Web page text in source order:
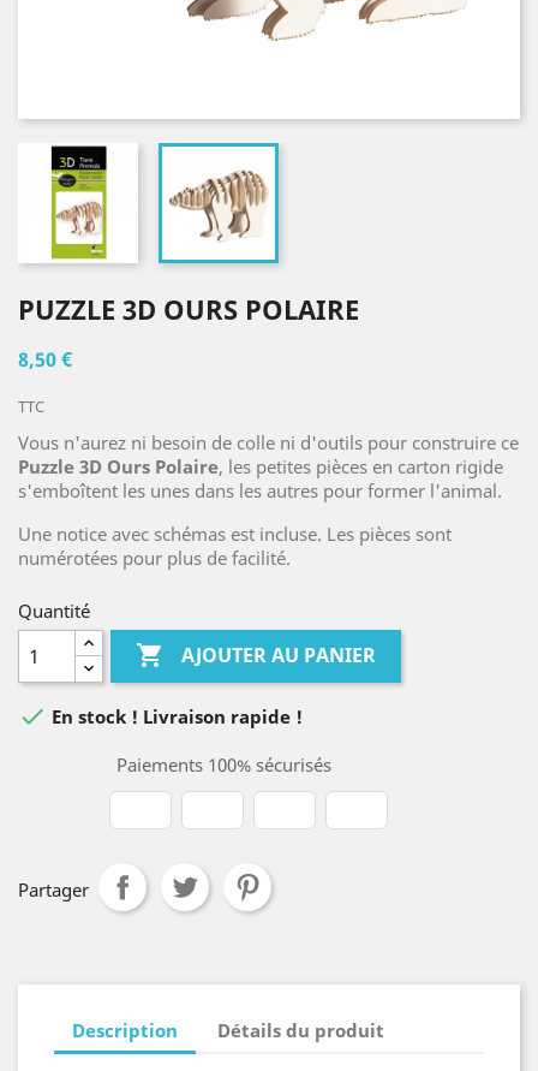
PUZZLE 3D OURS POLAIRE
8,50 €
TTC
Vous n'aurez ni besoin de colle ni d'outils pour construire ce
Puzzle 3D Ours Polaire, les petites pièces en carton rigide
s'emboîtent les unes dans les autres pour former l'animal.
Une notice avec schémas est incluse. Les pièces sont
numérotées pour plus de facilité.
Quantité
 AJOUTER AU PANIER
 En stock ! Livraison rapide !
Paiements 100% sécurisés
Partager
Description Détails du produit